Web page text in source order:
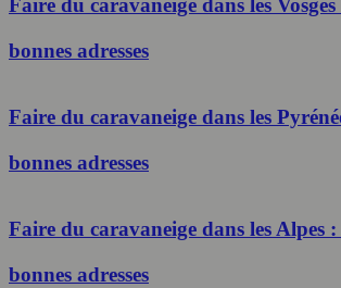
Faire du caravaneige dans les
bonnes adresses
Faire du caravaneige dans les
bonnes adresses
Faire du caravaneige dans les Alpes :
bonnes adresses